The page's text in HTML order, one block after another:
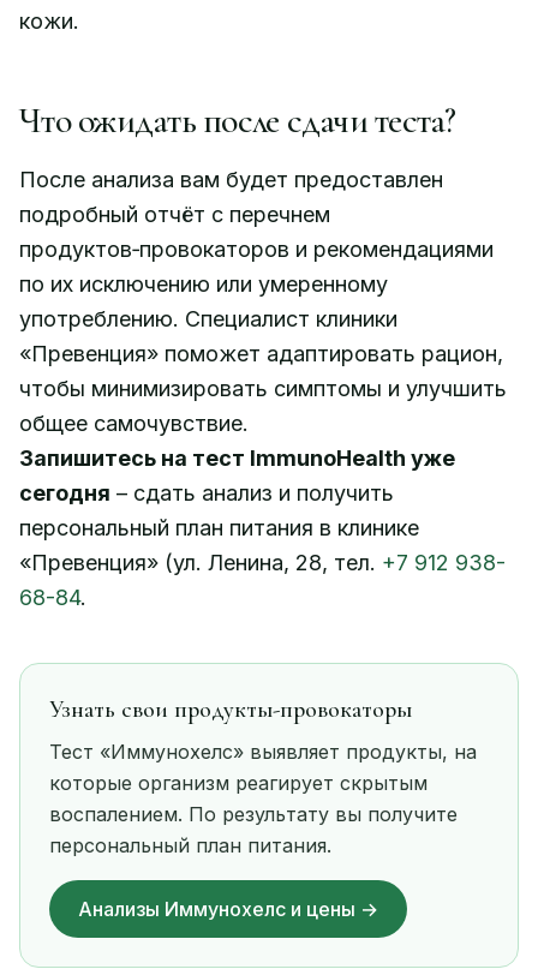
кожи.
Что ожидать после сдачи теста?
После анализа вам будет предоставлен
подробный отчёт с перечнем
продуктов‑провокаторов и рекомендациями
по их исключению или умеренному
употреблению. Специалист клиники
«Превенция» поможет адаптировать рацион,
чтобы минимизировать симптомы и улучшить
общее самочувствие.
Запишитесь на тест ImmunoHealth уже
сегодня – сдать анализ и получить
персональный план питания в клинике
«Превенция» (ул. Ленина, 28, тел. +7 912 938-
68-84.
Узнать свои продукты-провокаторы
Тест «Иммунохелс» выявляет продукты, на
которые организм реагирует скрытым
воспалением. По результату вы получите
персональный план питания.
Анализы Иммунохелс и цены →